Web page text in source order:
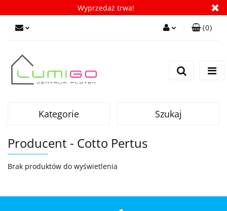
Wyprzedaż trwa!
(0)
Kategorie Szukaj
Producent - Cotto Pertus
Brak produktów do wyświetlenia